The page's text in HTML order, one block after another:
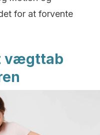
for at forvente
vægttab